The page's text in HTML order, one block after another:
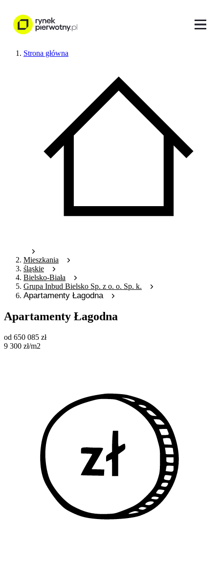
Strona główna
Mieszkania
śląskie
Bielsko-Biała
Grupa Inbud Bielsko Sp. z o. o. Sp. k.
Apartamenty Łagodna
Apartamenty Łagodna
od 650 085 zł
9 300 zł/m2